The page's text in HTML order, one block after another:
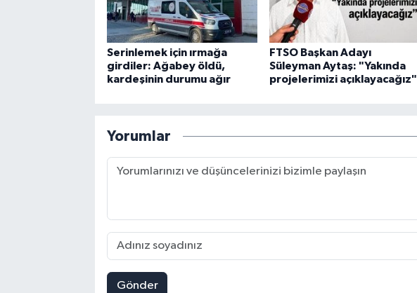
Serinlemek için ırmağa
girdiler: Ağabey öldü,
kardeşinin durumu ağır
FTSO Başkan Adayı
Süleyman Aytaş: "Yakında
projelerimizi açıklayacağız"
Yorumlar
Gönder